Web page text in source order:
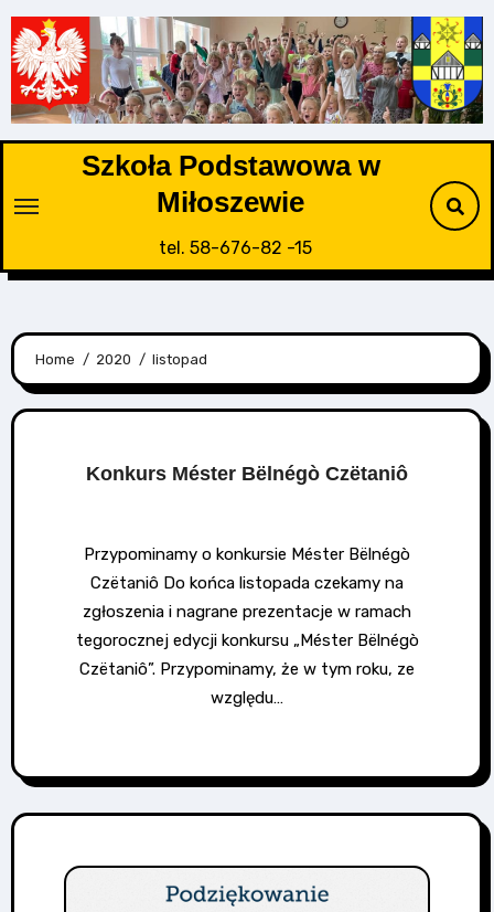
Skip
to
content
Szkoła Podstawowa w
Miłoszewie
tel. 58-676-82 -15
Home 2020 listopad
Konkurs Méster Bëlnégò Czëtaniô
Przypominamy o konkursie Méster Bëlnégò
Czëtaniô Do końca listopada czekamy na
zgłoszenia i nagrane prezentacje w ramach
tegorocznej edycji konkursu „Méster Bëlnégò
Czëtaniô”. Przypominamy, że w tym roku, ze
względu…